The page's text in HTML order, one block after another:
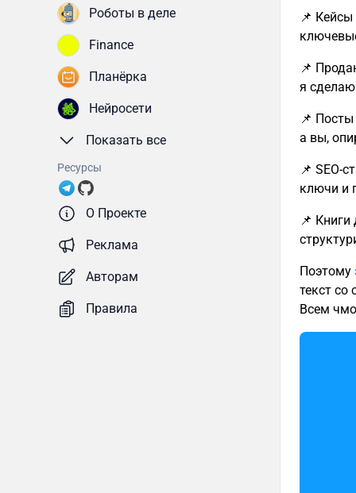
Роботы в деле
Finance
Планёрка
Нейросети
Показать все
Ресурсы
О Проекте
Реклама
Авторам
Правила
📌
📌
я
📌
а вы,
📌 SEO-
ключи и
📌
Поэтому
текст
Всем